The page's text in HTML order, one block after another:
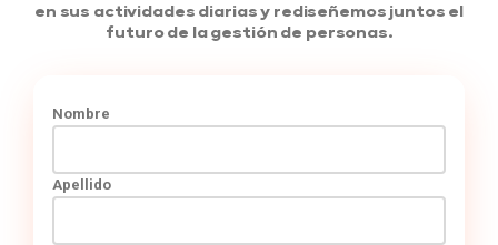
en sus actividades diarias y rediseñemos juntos el
futuro de la gestión de personas.
Nombre
Apellido